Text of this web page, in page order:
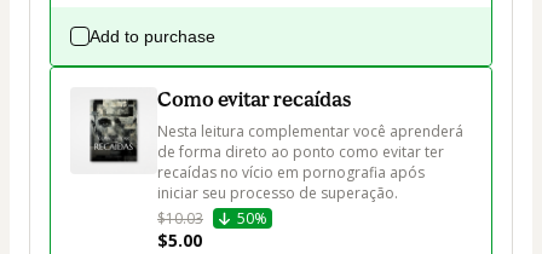
Add to purchase
Como evitar recaídas
Nesta leitura complementar você aprenderá
de forma direto ao ponto como evitar ter
recaídas no vício em pornografia após
iniciar seu processo de superação.
$10.03
50%
$5.00